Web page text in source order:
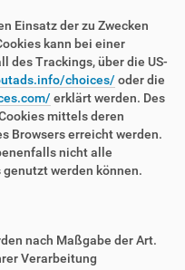
Einsatz der zu Zwecken
kann bei einer
des Trackings, über die US-
choices/ oder die
erklärt werden. Des
mittels deren
Browsers erreicht werden.
nicht alle
werden können.
nach Maßgabe der Art.
Verarbeitung